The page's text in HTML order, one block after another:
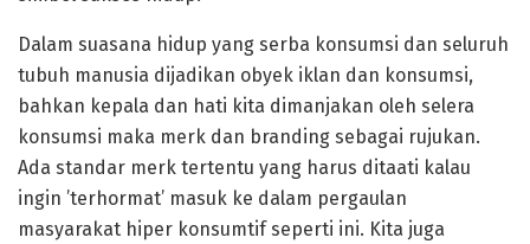
Dalam suasana hidup yang serba konsumsi dan seluruh
tubuh manusia dijadikan obyek iklan dan konsumsi,
bahkan kepala dan hati kita dimanjakan oleh selera
konsumsi maka merk dan branding sebagai rujukan.
Ada standar merk tertentu yang harus ditaati kalau
ingin ’terhormat’ masuk ke dalam pergaulan
masyarakat hiper konsumtif seperti ini. Kita juga